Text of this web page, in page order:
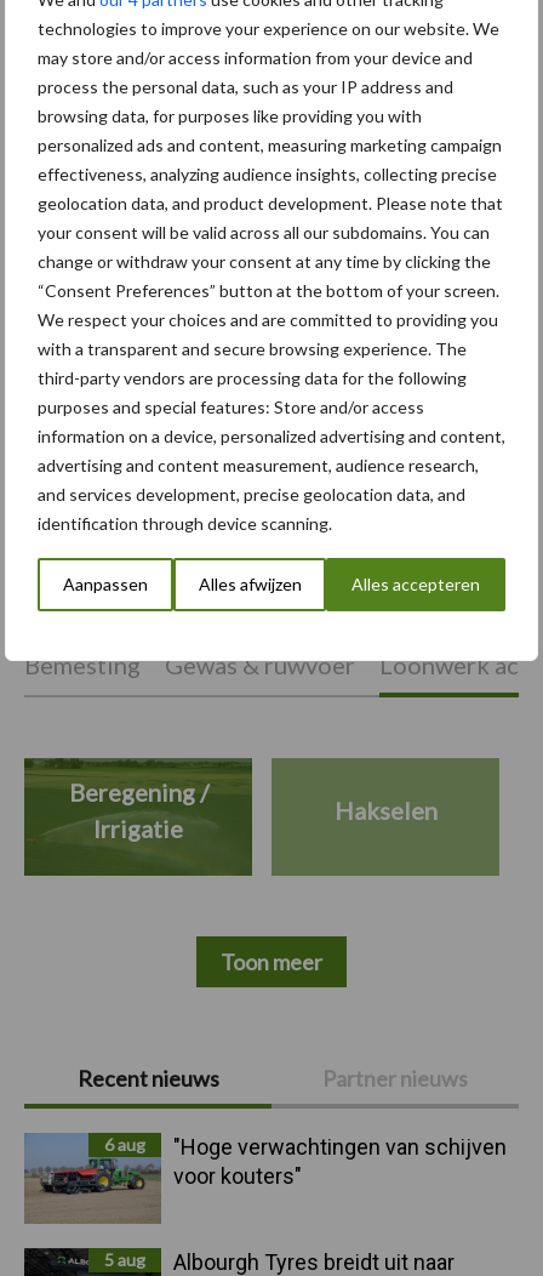
technologies to improve your experience on our website. We
may store and/or access information from your device and
process the personal data, such as your IP address and
browsing data, for purposes like providing you with
personalized ads and content, measuring marketing campaign
effectiveness, analyzing audience insights, collecting precise
geolocation data, and product development. Please note that
your consent will be valid across all our subdomains. You can
change or withdraw your consent at any time by clicking the
“Consent Preferences” button at the bottom of your screen.
We respect your choices and are committed to providing you
with a transparent and secure browsing experience. The
third-party vendors are processing data for the following
purposes and special features: Store and/or access
information on a device, personalized advertising and content,
advertising and content measurement, audience research,
and services development, precise geolocation data, and
identification through device scanning.
Aanpassen Alles afwijzen Alles accepteren
Primaire
Sidebar
Recent nieuws Partner nieuws
6 aug
"Hoge verwachtingen van schijven
voor kouters"
5 aug
Albourgh Tyres breidt uit naar
Aanbevolen voor jou!
“Hoge verwachtingen van
schijven voor kouters”
naar nieuwe
marktsegmenten
Caterpillar breidt gamma
elektrische bulldozers uit
Themapagina's
Bemesting Gewas & ruwvoer Loonwerk
Beregening /
Irrigatie
Hakselen
Toon meer